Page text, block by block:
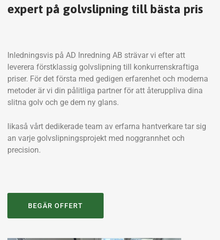
expert på golvslipning till bästa pris
Inledningsvis på AD Inredning AB strävar vi efter att
leverera förstklassig golvslipning till konkurrenskraftiga
priser. För det första med gedigen erfarenhet och moderna
metoder är vi din pålitliga partner för att återuppliva dina
slitna golv och ge dem ny glans.
likaså vårt dedikerade team av erfarna hantverkare tar sig
an varje golvslipningsprojekt med noggrannhet och
precision.
BEGÄR OFFERT